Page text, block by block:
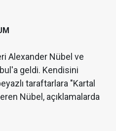
Alexander Nübel ve
geldi. Kendisini
taraftarlara "Kartal
Nübel, açıklamalarda